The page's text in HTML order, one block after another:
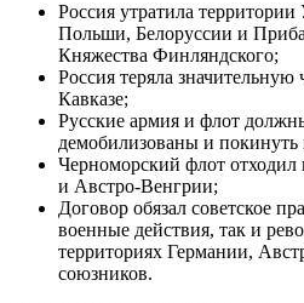
Россия утратила
Польши, Белоруссии и
Княжества Финляндского;
Россия теряла значительную
Кавказе;
Русские армия и флот
демобилизованы и покинуть
Черноморский флот
и Австро-Венгрии;
Договор обязал советское
военные действия, так и
территориях Германии,
союзников.